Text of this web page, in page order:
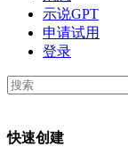
示说GPT
申请试用
登录
快速创建